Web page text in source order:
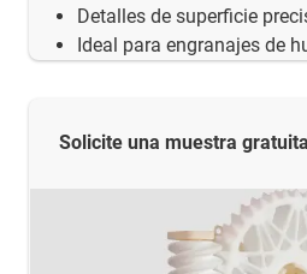
Detalles de superficie
Ideal para engranajes de
Solicite una muestra gratuita